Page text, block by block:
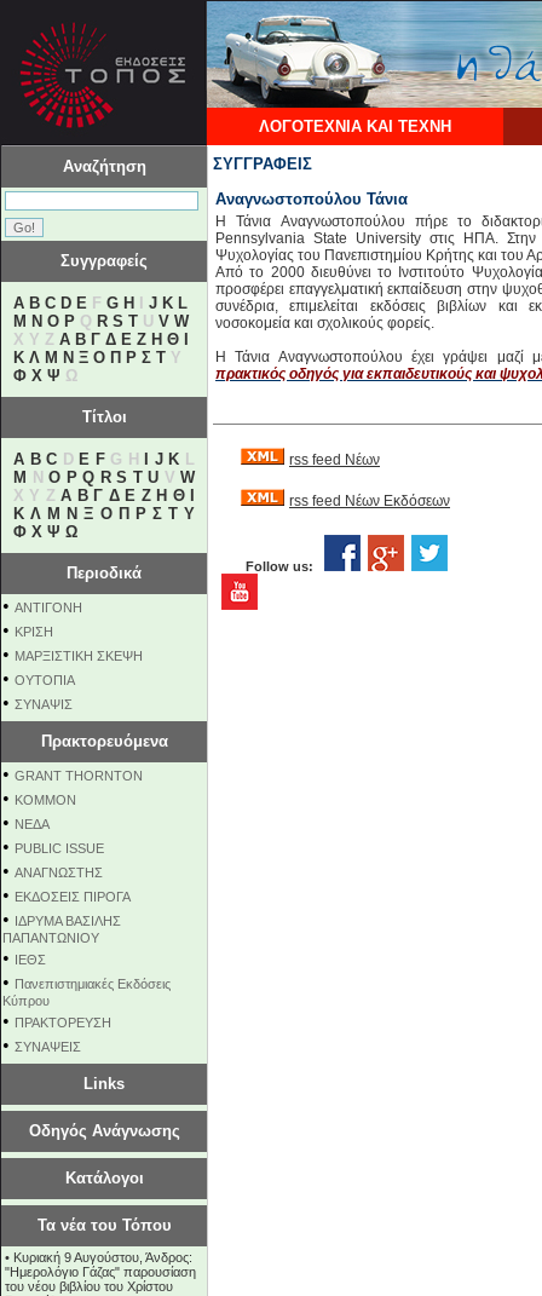
ΛΟΓΟΤΕΧΝΙΑ ΚΑΙ ΤΕΧΝΗ
Αναζήτηση
Συγγραφείς
A B C D E F G H J K L
M N O P Q R S T U V W
X Y Z Α Β Γ Δ Ε Ζ Η Θ
Κ Λ Μ Ν Ξ Ο Π Ρ Σ Τ Υ
Φ Χ Ψ Ω
Τίτλοι
A B C D E FG H J K L
M
N O P Q R S T U V W
X Y ZΑ Β Γ Δ Ε Ζ Η Θ
Κ Λ Μ Ν Ξ Ο Π Ρ Σ Τ Υ
Φ Χ Ψ Ω
Περιοδικά
• ΑΝΤΙΓΟΝΗ
• ΚΡΙΣΗ
• ΜΑΡΞΙΣΤΙΚΗ ΣΚΕΨΗ
• ΟΥΤΟΠΙΑ
• ΣΥΝΑΨΙΣ
Πρακτορευόμενα
• GRANT THORNTON
• KOMMON
• NEΔΑ
• PUBLIC ISSUE
• ΑΝΑΓΝΩΣΤΗΣ
• ΕΚΔΟΣΕΙΣ ΠΙΡΟΓΑ
• ΙΔΡΥΜΑ ΒΑΣΙΛΗΣ
ΠΑΠΑΝΤΩΝΙΟΥ
• ΙΕΘΣ
• Πανεπιστημιακές Εκδόσεις
Κύπρου
• ΠΡΑΚΤΟΡΕΥΣΗ
• ΣΥΝΑΨΕΙΣ
Links
Οδηγός Ανάγνωσης
Κατάλογοι
Τα νέα του Τόπου
• Κυριακή 9 Αυγούστου, Άνδρος:
"Ημερολόγιο Γάζας" παρουσίαση
του νέου βιβλίου του Χρίστου
ΣΥΓΓΡΑΦΕΙΣ
Αναγνωστοπούλου Τάνια
Η Τάνια Αναγνωστοπούλου πήρε το
Pennsylvania State University στις ΗΠΑ. Στην
Ψυχολογίας του Πανεπιστημίου Κρήτης και του
Από το 2000 διευθύνει το Ινστιτούτο
προσφέρει επαγγελματική εκπαίδευση στην
συνέδρια, επιμελείται εκδόσεις βιβλίων
νοσοκομεία και σχολικούς φορείς.
Η Τάνια Αναγνωστοπούλου έχει γράψει μαζί
πρακτικός οδηγός για εκπαιδευτικούς και
rss feed Νέων
rss feed Νέων Εκδόσεων
Follow us: